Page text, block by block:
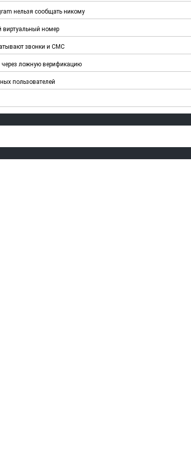
нельзя сообщать никому
виртуальный номер
звонки и СМС
через ложную верификацию
пользователей